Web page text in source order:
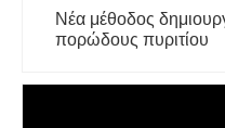
Νέα μέθοδος
πορώδους πυριτίου